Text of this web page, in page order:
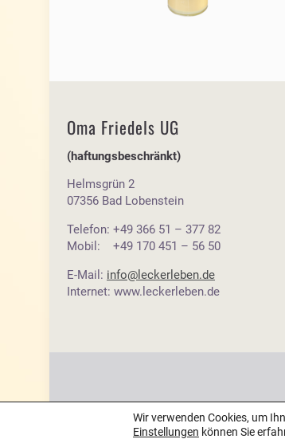
Oma Friedels UG
(haftungsbeschränkt)
Helmsgrün 2
07356 Bad Lobenstein
Telefon: +49 366 51 – 377 82
Mobil: +49 170 451 – 56 50
E-Mail: info@leckerleben.de
Internet: www.leckerleben.de
Wir verwenden Cookies, um
Einstellungen können Sie